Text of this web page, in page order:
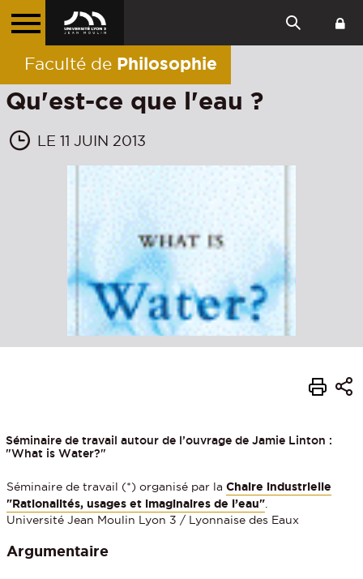
Faculté de Philosophie
Qu'est-ce que l'eau ?
LE 11 JUIN 2013
Séminaire de travail autour de l’ouvrage de Jamie Linton :
"What is Water?"
Séminaire de travail (*) organisé par laChaire industrielle
"Rationalités, usages et imaginaires de l’eau"
Université Jean Moulin Lyon 3 / Lyonnaise des Eaux
Argumentaire